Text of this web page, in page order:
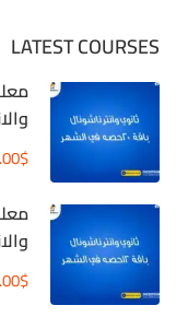
LATEST COURSES